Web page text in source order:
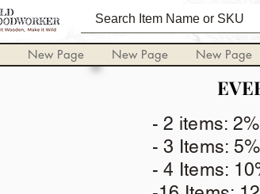
New Page New Page New Page
- 2 items:
- 3 Items:
- 4 Items: